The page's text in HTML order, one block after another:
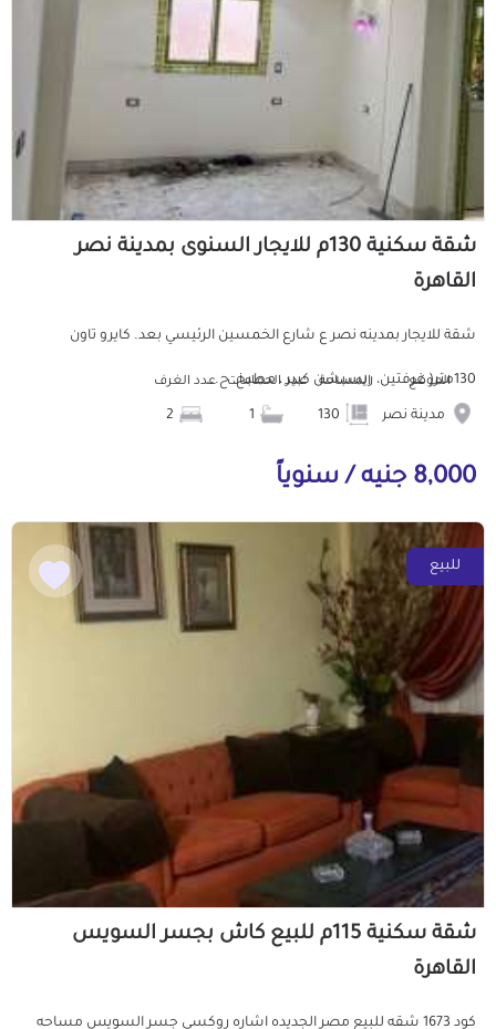
شقة سكنية 130م للايجار السنوى بمدينة نصر
القاهرة
شقة للايجار بمدينه نصر ع شارع الخمسين الرئيسي بعد. كايرو تاون
130متر( غرفتين، ريسبشن كبير ، مطبخ، ح... الموقع
مدينة نصر
المساحة عدد الحمامات عدد الغرف
8,000 جنيه / سنوياً
للبيع
شقة سكنية 115م للبيع كاش بجسر السويس
القاهرة
كود 1673 شقه للبيع مصر الجديده اشاره روكسي جسر السويس مساحه